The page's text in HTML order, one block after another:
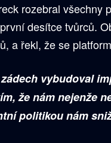
rozebral všechny
desítce tvůrců.
a řekl, že se
vybudoval
že nám nejenže
politikou nám